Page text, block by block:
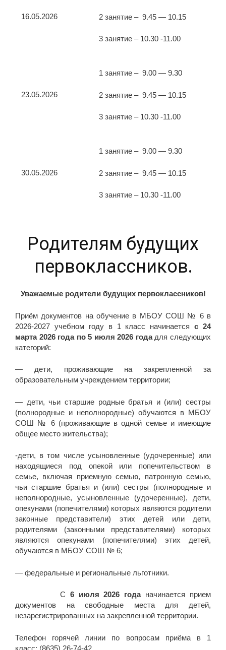
16.05.2026 2 занятие – 9.45 — 10.15
3 занятие – 10.30 -11.00
23.05.2026
1 занятие – 9.00 — 9.30
2 занятие – 9.45 — 10.15
3 занятие – 10.30 -11.00
30.05.2026
1 занятие – 9.00 — 9.30
2 занятие – 9.45 — 10.15
3 занятие – 10.30 -11.00
Родителям будущих
первоклассников.
Уважаемые родители будущих первоклассников!
Приём документов на обучение в МБОУ СОШ № 6 в
2026-2027 учебном году в 1 класс начинаетсяс 24
марта 2026 годапо 5 июля 2026 года для следующих
категорий:
— дети, проживающие на закрепленной за
образовательным учреждением территории;
— дети, чьи старшие родные братья и (или) сестры
(полнородные и неполнородные) обучаются в МБОУ
СОШ № 6 (проживающие в одной семье и имеющие
общее место жительства);
-дети, в том числе усыновленные (удочеренные) или
находящиеся под опекой или попечительством в
семье, включая приемную семью, патронную семью,
чьи старшие братья и (или) сестры (полнородные и
неполнородные, усыновленные (удочеренные), дети,
опекунами (попечителями) которых являются родители
законные представители) этих детей или дети,
родителями (законными представителями) которых
являются опекунами (попечителями) этих детей,
обучаются в МБОУ СОШ № 6;
— федеральные и региональные льготники.
С 6 июля 2026 годаначинается прием
документов на свободные места для детей,
незарегистрированных на закрепленной территории.
Телефон горячей линии по вопросам приёма в 1
класс: (8635) 26-74-42